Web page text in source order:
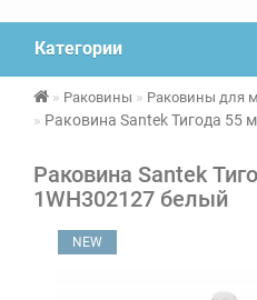
Категории
Раковины Раковины для
Раковина Santek Тигода 55
Раковина Santek
1WH302127 белый
NEW